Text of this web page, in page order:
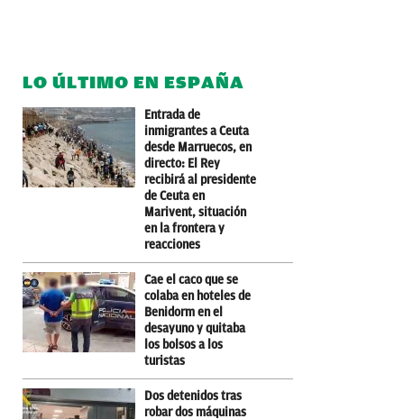
LO ÚLTIMO EN ESPAÑA
Entrada de
inmigrantes a Ceuta
desde Marruecos, en
directo: El Rey
recibirá al presidente
de Ceuta en
Marivent, situación
en la frontera y
reacciones
Cae el caco que se
colaba en hoteles de
Benidorm en el
desayuno y quitaba
los bolsos a los
turistas
Dos detenidos tras
robar dos máquinas